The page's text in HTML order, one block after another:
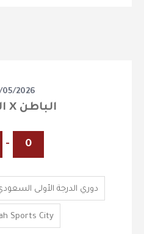
05/2026
الفيصلي X الباطن
- 0
دوري الدرجة الأولى
Sports City